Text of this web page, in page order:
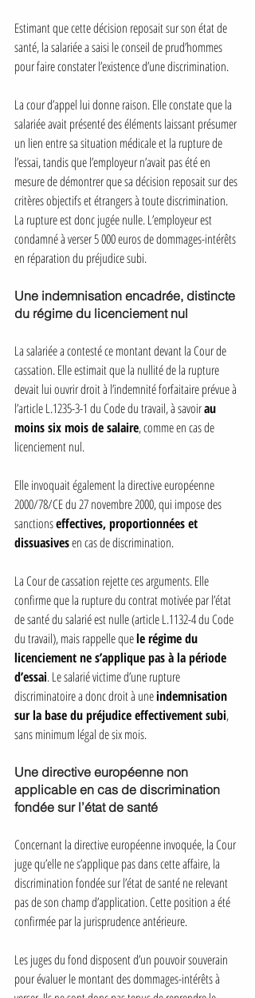
Estimant que cette décision reposait sur son état de
santé, la salariée a saisi le conseil de prud’hommes
pour faire constater l’existence d’une discrimination.
La cour d’appel lui donne raison. Elle constate que la
salariée avait présenté des éléments laissant présumer
un lien entre sa situation médicale et la rupture de
l’essai, tandis que l’employeur n’avait pas été en
mesure de démontrer que sa décision reposait sur des
critères objectifs et étrangers à toute discrimination.
La rupture est donc jugée nulle. L’employeur est
condamné à verser 5 000 euros de dommages-intérêts
en réparation du préjudice subi.
Une indemnisation encadrée, distincte
du régime du licenciement nul
La salariée a contesté ce montant devant la Cour de
cassation. Elle estimait que la nullité de la rupture
devait lui ouvrir droit à l’indemnité forfaitaire prévue à
l’article L.1235-3-1 du Code du travail, à savoir au
moins six mois de salaire, comme en cas de
licenciement nul.
Elle invoquait également la directive européenne
2000/78/CE du 27 novembre 2000, qui impose des
sanctions effectives, proportionnées et
dissuasives en cas de discrimination.
La Cour de cassation rejette ces arguments. Elle
confirme que la rupture du contrat motivée par l’état
de santé du salarié est nulle (article L.1132-4 du Code
du travail), mais rappelle que le régime du
licenciement ne s’applique pas à la période
d’essai. Le salarié victime d’une rupture
discriminatoire a donc droit à une indemnisation
sur la base du préjudice effectivement subi,
sans minimum légal de six mois.
Une directive européenne non
applicable en cas de discrimination
fondée sur l’état de santé
Concernant la directive européenne invoquée, la Cour
juge qu’elle ne s’applique pas dans cette affaire, la
discrimination fondée sur l’état de santé ne relevant
pas de son champ d’application. Cette position a été
confirmée par la jurisprudence antérieure.
Les juges du fond disposent d’un pouvoir souverain
pour évaluer le montant des dommages-intérêts à